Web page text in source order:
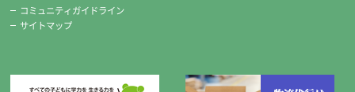
コミュニティガイドライン
サイトマップ